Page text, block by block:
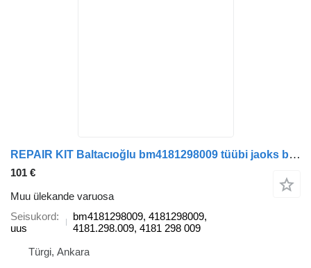
REPAIR KIT Baltacıoğlu bm4181298009 tüübi jaoks bussi
101 €
Muu ülekande varuosa
Seisukord
uus
bm4181298009, 4181298009,
4181.298.009, 4181 298 009
Türgi, Ankara